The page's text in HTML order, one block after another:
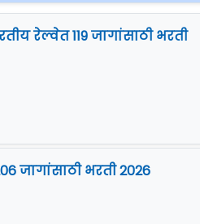
रेल्वेत 119 जागांसाठी भरती
जागांसाठी भरती 2026